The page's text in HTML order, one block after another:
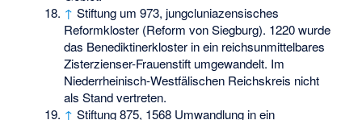
↑ Stiftung um 973, jungcluniazensisches
Reformkloster (Reform von Siegburg). 1220 wurde
das Benediktinerkloster in ein reichsunmittelbares
Zisterzienser-Frauenstift umgewandelt. Im
Niederrheinisch-Westfälischen Reichskreis nicht
als Stand vertreten.
↑ Stiftung 875, 1568 Umwandlung in ein